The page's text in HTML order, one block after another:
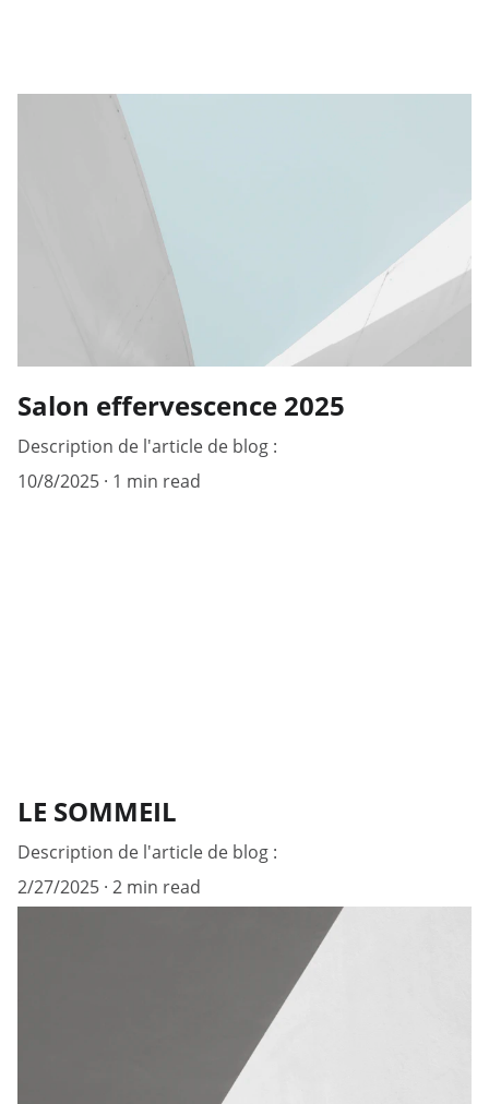
Salon effervescence 2025
Description de l'article de blog :
10/8/2025 1 min read
LE SOMMEIL
Description de l'article de blog :
2/27/2025 2 min read